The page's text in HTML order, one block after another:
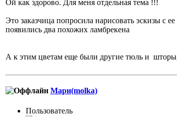
Ой как здорово. Для меня отдельная тема !!!
Это заказчица попросила нарисовать эскизы с
появились два похожих ламбрекена
А к этим цветам еще были другие тюль и
Мари(molka)
Пользовaтeль